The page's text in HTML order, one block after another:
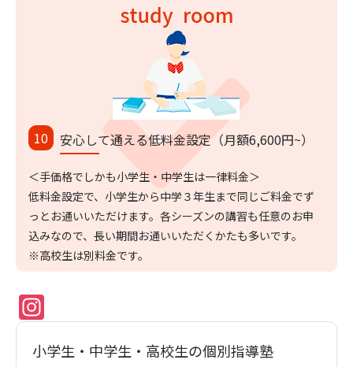
安心して通える低料金設定（月額6,600円~）
＜手価格でしかも小学生・中学生は一律料金＞
低料金設定で、小学生から中学３年生まで同じご料金でず
っとお通いいただけます。各シーズンの講習も任意のお申
込みなので、長い期間お通いいただくかたも多いです。
※高校生は別料金です。
小学生・中学生・高校生の個別指導塾